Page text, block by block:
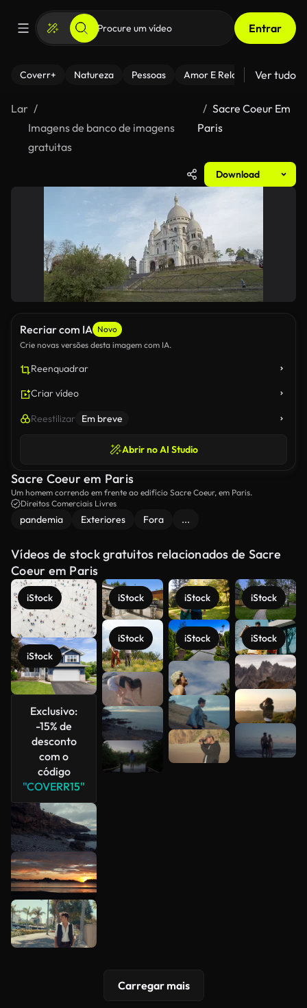
Entrar
Coverr+ Natureza Pessoas Amor E Relacionamentos
Ver tudo
Lar
Imagens de banco de imagens
gratuitas
Sacre Coeur Em
Paris
Download
Recriar com IA Novo
Crie novas versões desta imagem com IA.
Reenquadrar
Criar vídeo
Reestilizar Em breve
Abrir no AI Studio
Sacre Coeur em Paris
Um homem correndo em frente ao edifício Sacre Coeur, em Paris.
Direitos Comerciais Livres
pandemia Exteriores Fora ...
Vídeos de stock gratuitos relacionados de Sacre
Coeur em Paris
iStock
iStock
Exclusivo:
-15% de
desconto
com o
código
"COVERR15"
iStock
iStock
iStock
iStock
iStock
iStock
Veja mais
Carregar mais